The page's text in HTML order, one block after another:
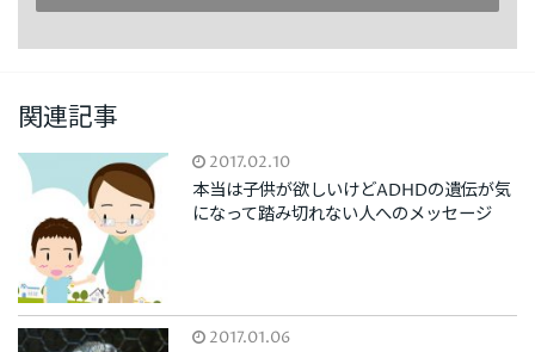
関連記事
2017.02.10
本当は子供が欲しいけどADHDの遺伝が気
になって踏み切れない人へのメッセージ
2017.01.06